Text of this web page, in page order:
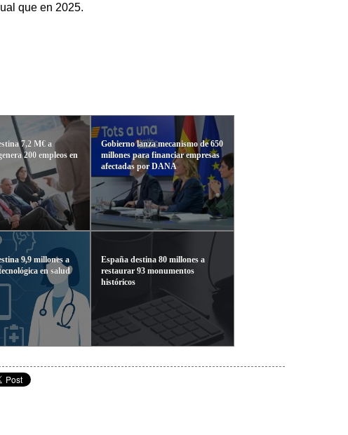
que en 2025.
7,2 M€ a
200 empleos en
9,9 millones a
en salud
Gobierno lanza mecanismo de 650
millones para financiar empresas
afectadas por DANA
España destina 80 millones a
restaurar 93 monumentos
históricos